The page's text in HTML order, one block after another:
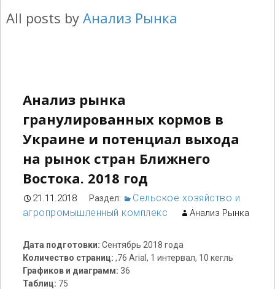
All posts by Анализ Рынка
Анализ рынка
гранулированных кормов в
Украине и потенциал выхода
на рынок стран Ближнего
Востока. 2018 год
21.11.2018 Раздел:
Сельское хозяйство и
агропромышленный комплекс
Анализ Рынка
Дата подготовки: Сентябрь 2018 года
Количество страниц: ,76 Arial, 1 интервал, 10 кегль
Графиков и диаграмм: 36
Таблиц: 75